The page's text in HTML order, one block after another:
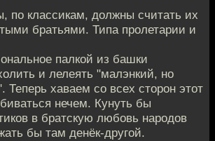
по классикам, должны считать их
братьями. Типа пролетарии и
палкой из башки
и лелеять "малэнкий, но
Теперь хаваем со всех сторон этот
нечем. Кунуть бы
в братскую любовь народов
бы там денёк-другой.